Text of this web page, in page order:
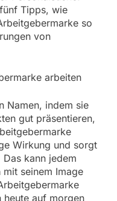
Tipps, wie
so
von
arbeiten
Namen, indem sie
gut präsentieren,
Wirkung und sorgt
kann jedem
seinem Image
auf morgen